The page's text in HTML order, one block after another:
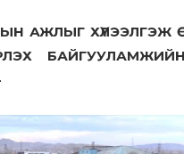
to stay in the loop.
АЖЛЫГ ХҮЛЭЭЛГЭЖ